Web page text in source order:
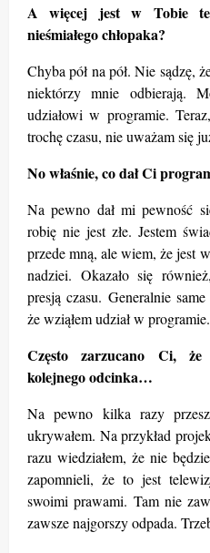
A więcej jest w Tobie
nieśmiałego chłopaka?
Chyba pół na pół. Nie sądzę,
niektórzy mnie odbierają.
udziałowi w programie.
trochę czasu, nie uważam się
No właśnie, co dałCi
Na pewno dał mi pewność
robię nie jest złe. Jestem
przede mną, ale wiem, że jest
nadziei. Okazało się
presją czasu. Generalnie
że wziąłem udział w programie.
Często zarzucano Ci, że
kolejnego odcinka…
Na pewno kilka razy
ukrywałem. Na przykład
razu wiedziałem, że nie
zapomnieli, że to jest
swoimi prawami. Tam nie
zawsze najgorszy odpada.